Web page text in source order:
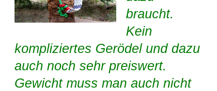
braucht.
Kein
kompliziertes Gerödel und dazu
auch noch sehr preiswert.
Gewicht muss man auch nicht